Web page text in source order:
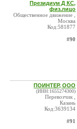
Президиум Д КС,
физ.лицо
Общественное движение ,
Москва
Код:581877
#90
ПОИНТЕР, ООО
(ИНН:1655274300)
Перевозчик ,
Казань
Код:3639134
#91